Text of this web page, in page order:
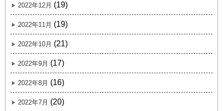
2022年12月 (19)
2022年11月 (19)
2022年10月 (21)
2022年9月 (17)
2022年8月 (16)
2022年7月 (20)